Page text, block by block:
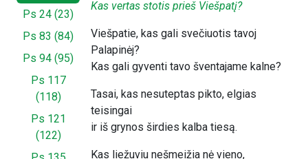
Ps 24 (23)
Ps 83 (84)
Ps 94 (95)
Ps 117
(118)
Ps 121
(122)
Kas vertas stotis prieš Viešpatį?
Viešpatie, kas gali svečiuotis tavoj
Palapinėj?
Kas gali gyventi tavo šventajame kalne?
Tasai, kas nesuteptas pikto, elgias
teisingai
ir iš grynos širdies kalba tiesą.
Kas liežuviu nešmeižia nė vieno,